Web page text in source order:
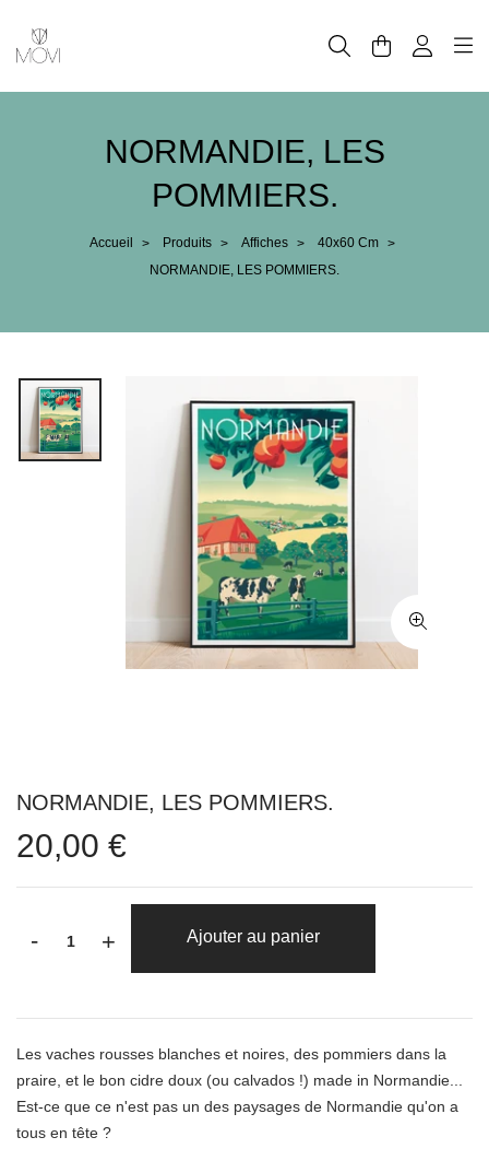
NORMANDIE, LES
POMMIERS.
Accueil > Produits > Affiches > 40x60 Cm >
NORMANDIE, LES POMMIERS.
NORMANDIE, LES POMMIERS.
20,00 €
- + Ajouter au panier
Les vaches rousses blanches et noires, des pommiers dans la
praire, et le bon cidre doux (ou calvados !) made in Normandie...
Est-ce que ce n'est pas un des paysages de Normandie qu'on a
tous en tête ?